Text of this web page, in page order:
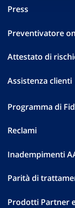
Press
Preventivatore
Attestato di
Assistenza clienti
Programma di
Reclami
Inadempimenti
Parità di
Prodotti Partner